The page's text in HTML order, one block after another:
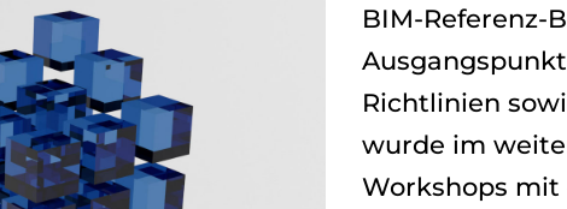
BIM-Referenz-
Richtlinien
wurde im
Workshops mit